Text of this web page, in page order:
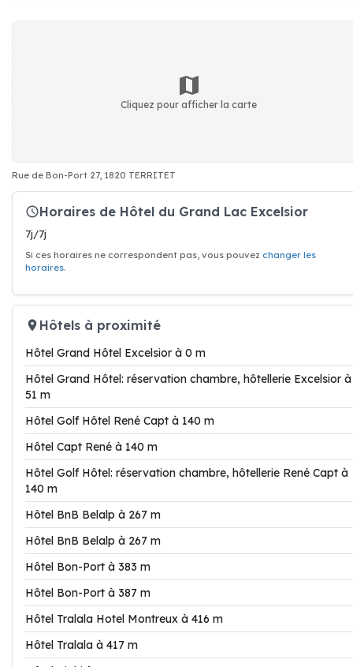
Cliquez pour afficher la carte
Rue de Bon-Port 27, 1820 TERRITET
Horaires de Hôtel du Grand Lac Excelsior
7j/7j
Si ces horaires ne correspondent pas, vous pouvez changer les
horaires.
Hôtels à proximité
Hôtel Grand Hôtel Excelsior à 0 m
Hôtel Grand Hôtel: réservation chambre, hôtellerie Excelsior à
51 m
Hôtel Golf Hôtel René Capt à 140 m
Hôtel Capt René à 140 m
Hôtel Golf Hôtel: réservation chambre, hôtellerie René Capt à
140 m
Hôtel BnB Belalp à 267 m
Hôtel BnB Belalp à 267 m
Hôtel Bon-Port à 383 m
Hôtel Bon-Port à 387 m
Hôtel Tralala Hotel Montreux à 416 m
Hôtel Tralala à 417 m